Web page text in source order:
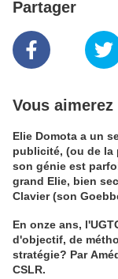
Partager
Vous aimerez
Elie Domota a un
publicité, (ou de la
son génie est
grand Elie, bien
Clavier (son
de quoi ? Les Guadeloupéens sont
divisés à ce sujet
leur majorité que
pas. C'est comme
En onze ans,
d'objectif, de
stratégie? Par
CSLR.